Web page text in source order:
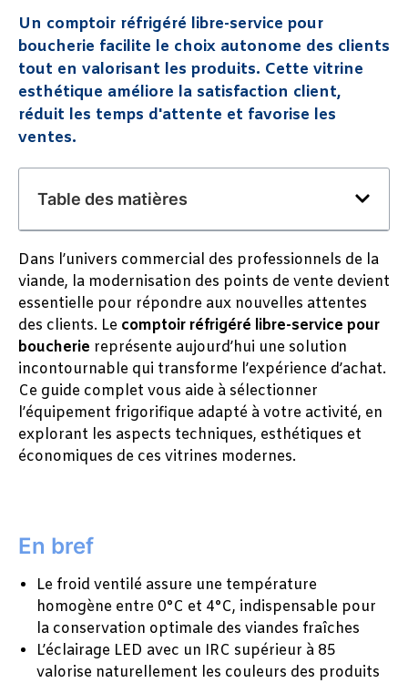
Un comptoir réfrigéré libre-service pour
boucherie facilite le choix autonome des clients
tout en valorisant les produits. Cette vitrine
esthétique améliore la satisfaction client,
réduit les temps d'attente et favorise les
ventes.
Table des matières
Dans l’univers commercial des professionnels de la
viande, la modernisation des points de vente devient
essentielle pour répondre aux nouvelles attentes
des clients. Le comptoir réfrigéré libre-service pour
boucherie représente aujourd’hui une solution
incontournable qui transforme l’expérience d’achat.
Ce guide complet vous aide à sélectionner
l’équipement frigorifique adapté à votre activité, en
explorant les aspects techniques, esthétiques et
économiques de ces vitrines modernes.
En bref
Le froid ventilé assure une température
homogène entre 0°C et 4°C, indispensable pour
la conservation optimale des viandes fraîches
L’éclairage LED avec un IRC supérieur à 85
valorise naturellement les couleurs des produits